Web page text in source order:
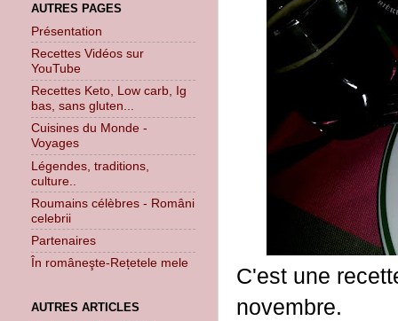
C'est une
novembre.
AUTRES PAGES
Présentation
Recettes Vidéos sur
YouTube
Recettes Keto, Low carb, Ig
bas, sans gluten...
Cuisines du Monde -
Voyages
Légendes, traditions,
culture..
Roumains célèbres - Români
celebrii
Partenaires
În româneşte-Rețetele mele
AUTRES ARTICLES